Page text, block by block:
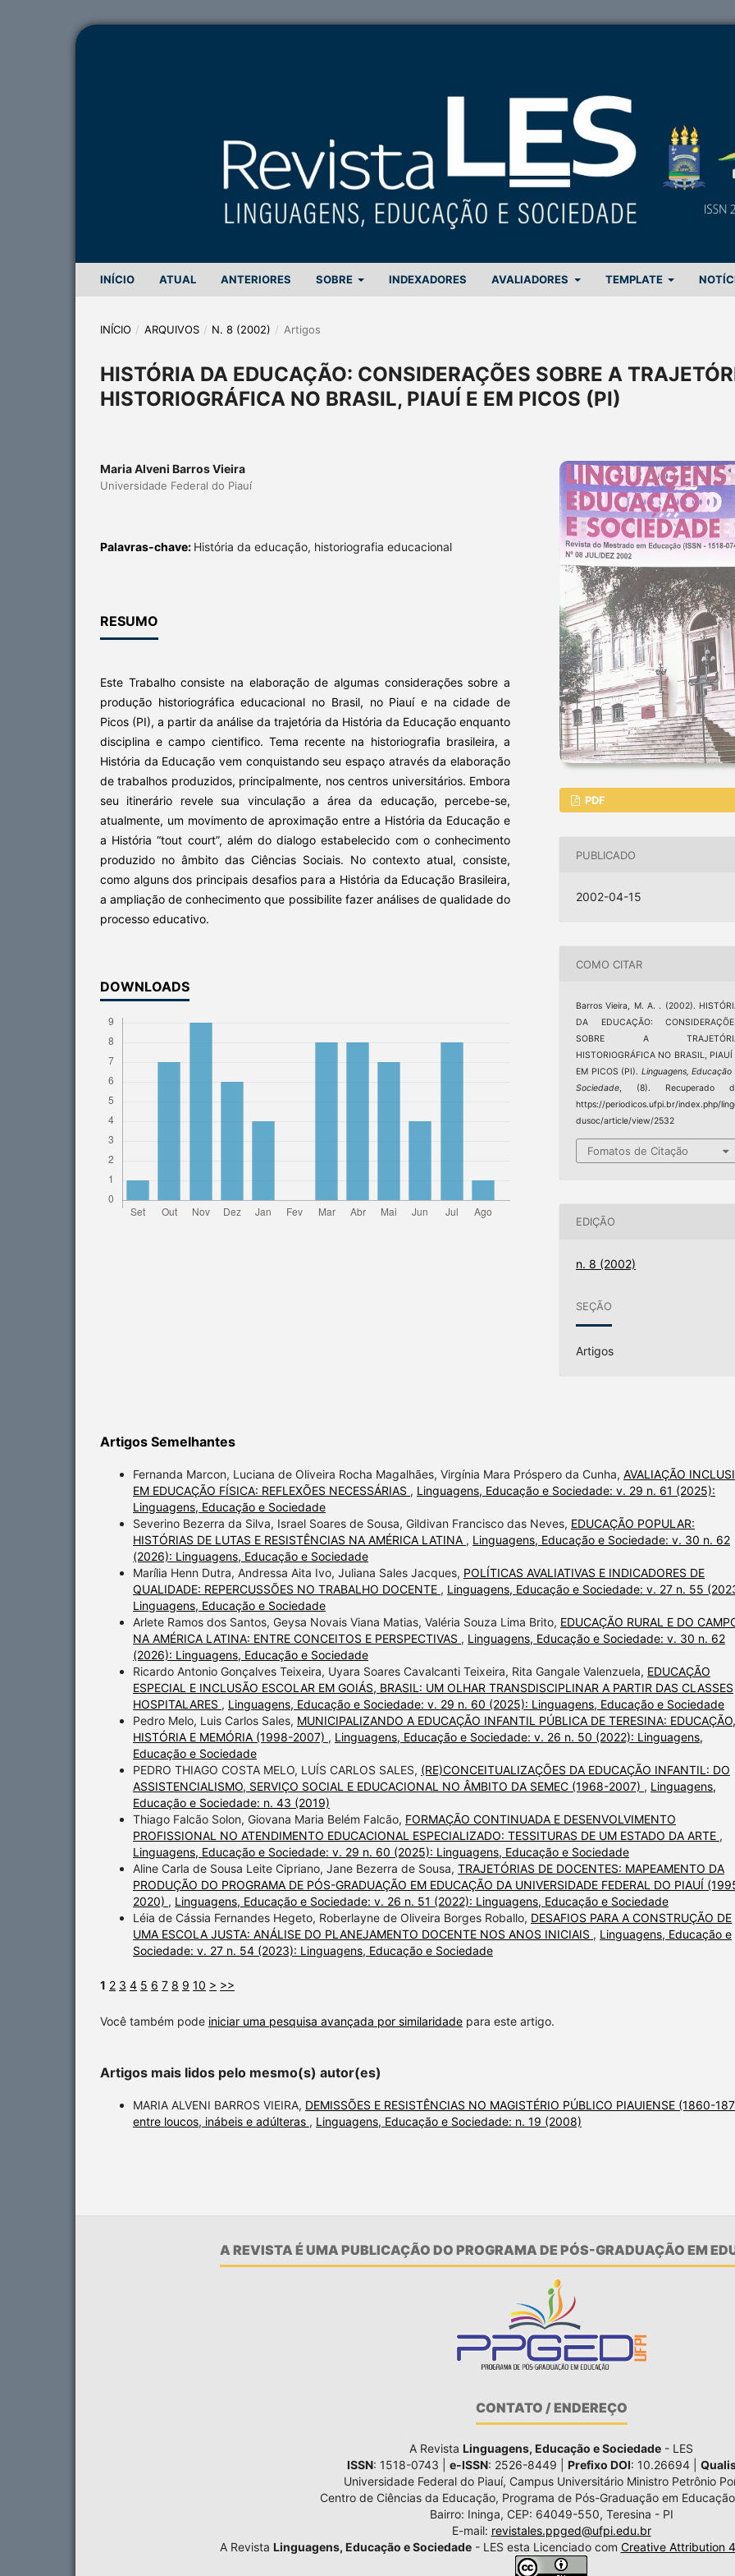
INÍCIO ATUAL ANTERIORES SOBRE INDEXADORES AVALIADORES TEMPLATE
INÍCIO / ARQUIVOS / N. 8 (2002) / Artigos
HISTÓRIA DA EDUCAÇÃO: CONSIDERAÇÕES SOBRE A
HISTORIOGRÁFICA NO BRASIL, PIAUÍ E EM PICOS (PI)
Maria Alveni Barros Vieira
Universidade Federal do Piauí
Palavras-chave: História da educação, historiografia educacional
RESUMO
Este Trabalho consiste na elaboração de algumas considerações sobre a
produção historiográfica educacional no Brasil, no Piauí e na cidade de
Picos (PI), a partir da análise da trajetória da História da Educação enquanto
disciplina e campo cientifico. Tema recente na historiografia brasileira, a
História da Educação vem conquistando seu espaço através da elaboração
de trabalhos produzidos, principalmente, nos centros universitários. Embora
seu itinerário revele sua vinculação a área da educação, percebe-se,
atualmente, um movimento de aproximação entre a História da Educação e
a História “tout court”, além do dialogo estabelecido com o conhecimento
produzido no âmbito das Ciências Sociais. No contexto atual, consiste,
como alguns dos principais desafios para a História da Educação Brasileira,
a ampliação de conhecimento que possibilite fazer análises de qualidade do
processo educativo.
DOWNLOADS
PDF
PUBLICADO
2002-04-15
COMO CITAR
Barros Vieira, M. A. . (2002).
DA EDUCAÇÃO:
SOBRE A
HISTORIOGRÁFICA NO BRASIL, PIAUÍ
EM PICOS (PI). Linguagens, Educação
Sociedade, (8). Recuperado
https://periodicos.ufpi.br/index.php/
dusoc/article/view/2532
Fomatos de Citação
EDIÇÃO
n. 8 (2002)
SEÇÃO
Artigos
Artigos Semelhantes
Fernanda Marcon, Luciana de Oliveira Rocha Magalhães, Virgínia Mara Próspero da Cunha, AVALIAÇÃO
EM EDUCAÇÃO FÍSICA: REFLEXÕES NECESSÁRIAS , Linguagens, Educação e Sociedade: v. 29 n. 61 (2025):
Linguagens, Educação e Sociedade
Severino Bezerra da Silva, Israel Soares de Sousa, Gildivan Francisco das Neves, EDUCAÇÃO POPULAR:
HISTÓRIAS DE LUTAS E RESISTÊNCIAS NA AMÉRICA LATINA , Linguagens, Educação e Sociedade: v. 30 n. 62
(2026): Linguagens, Educação e Sociedade
Marília Henn Dutra, Andressa Aita Ivo, Juliana Sales Jacques, POLÍTICAS AVALIATIVAS E INDICADORES DE
QUALIDADE: REPERCUSSÕES NO TRABALHO DOCENTE , Linguagens, Educação e Sociedade: v. 27 n. 55
Linguagens, Educação e Sociedade
Arlete Ramos dos Santos, Geysa Novais Viana Matias, Valéria Souza Lima Brito, EDUCAÇÃO RURAL E DO
NA AMÉRICA LATINA: ENTRE CONCEITOS E PERSPECTIVAS , Linguagens, Educação e Sociedade: v. 30 n. 62
(2026): Linguagens, Educação e Sociedade
Ricardo Antonio Gonçalves Teixeira, Uyara Soares Cavalcanti Teixeira, Rita Gangale Valenzuela, EDUCAÇÃO
ESPECIAL E INCLUSÃO ESCOLAR EM GOIÁS, BRASIL: UM OLHAR TRANSDISCIPLINAR A PARTIR DAS CLASSES
HOSPITALARES , Linguagens, Educação e Sociedade: v. 29 n. 60 (2025): Linguagens, Educação e Sociedade
Pedro Melo, Luis Carlos Sales, MUNICIPALIZANDO A EDUCAÇÃO INFANTIL PÚBLICA DE TERESINA: EDUCAÇÃO,
HISTÓRIA E MEMÓRIA (1998-2007) , Linguagens, Educação e Sociedade: v. 26 n. 50 (2022): Linguagens,
Educação e Sociedade
PEDRO THIAGO COSTA MELO, LUÍS CARLOS SALES, (RE)CONCEITUALIZAÇÕES DA EDUCAÇÃO INFANTIL: DO
ASSISTENCIALISMO, SERVIÇO SOCIAL E EDUCACIONAL NO ÂMBITO DA SEMEC (1968-2007) , Linguagens,
Educação e Sociedade: n. 43 (2019)
Thiago Falcão Solon, Giovana Maria Belém Falcão, FORMAÇÃO CONTINUADA E DESENVOLVIMENTO
PROFISSIONAL NO ATENDIMENTO EDUCACIONAL ESPECIALIZADO: TESSITURAS DE UM ESTADO DA ARTE ,
Linguagens, Educação e Sociedade: v. 29 n. 60 (2025): Linguagens, Educação e Sociedade
Aline Carla de Sousa Leite Cipriano, Jane Bezerra de Sousa, TRAJETÓRIAS DE DOCENTES: MAPEAMENTO DA
PRODUÇÃO DO PROGRAMA DE PÓS-GRADUAÇÃO EM EDUCAÇÃO DA UNIVERSIDADE FEDERAL DO PIAUÍ
2020) , Linguagens, Educação e Sociedade: v. 26 n. 51 (2022): Linguagens, Educação e Sociedade
Léia de Cássia Fernandes Hegeto, Roberlayne de Oliveira Borges Roballo, DESAFIOS PARA A CONSTRUÇÃO DE
UMA ESCOLA JUSTA: ANÁLISE DO PLANEJAMENTO DOCENTE NOS ANOS INICIAIS , Linguagens, Educação e
Sociedade: v. 27 n. 54 (2023): Linguagens, Educação e Sociedade
1 2 3 4 5 6 7 8 9 10 > >>
Você também pode iniciar uma pesquisa avançada por similaridade para este artigo.
Artigos mais lidos pelo mesmo(s) autor(es)
MARIA ALVENI BARROS VIEIRA, DEMISSÕES E RESISTÊNCIAS NO MAGISTÉRIO PÚBLICO PIAUIENSE (1860-
entre loucos, inábeis e adúlteras , Linguagens, Educação e Sociedade: n. 19 (2008)
A REVISTA É UMA PUBLICAÇÃO DO PROGRAMA DE PÓS-GRADUAÇÃO EM
CONTATO / ENDEREÇO
A Revista Linguagens, Educação e Sociedade - LES
ISSN: 1518-0743 | e-ISSN: 2526-8449 | Prefixo DOI: 10.26694 |
Universidade Federal do Piauí, Campus Universitário Ministro Petrônio
Centro de Ciências da Educação, Programa de Pós-Graduação em
Bairro: Ininga, CEP: 64049-550, Teresina - PI
E-mail: revistales.ppged@ufpi.edu.br
A Revista Linguagens, Educação e Sociedade- LES esta Licenciado com Creative Attribution